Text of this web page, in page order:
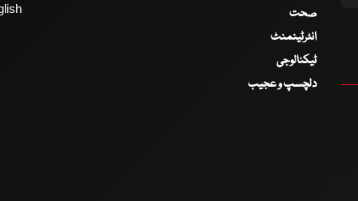
صحت
انٹرٹینمنٹ
ٹیکنالوجی
دلچسپ و عجیب